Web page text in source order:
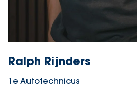
Ralph Rijnders
1e Autotechnicus